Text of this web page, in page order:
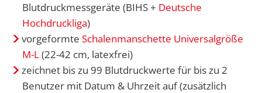
Blutdruckmessgeräte (BIHS + Deutsche
Hochdruckliga)
vorgeformteSchalenmanschette Universalgröße
M-L(22-42 cm, latexfrei)
zeichnet bis zu 99 Blutdruckwerte für bis zu 2
Benutzer mit Datum & Uhrzeit auf (zusätzlich